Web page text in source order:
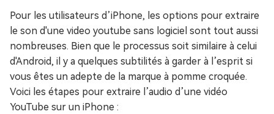
Pour les utilisateurs d’iPhone, les options pour extraire
le son d'une video youtube sans logiciel sont tout aussi
nombreuses. Bien que le processus soit similaire à celui
d'Android, il y a quelques subtilités à garder à l’esprit si
vous êtes un adepte de la marque à pomme croquée.
Voici les étapes pour extraire l’audio d’une vidéo
YouTube sur un iPhone :